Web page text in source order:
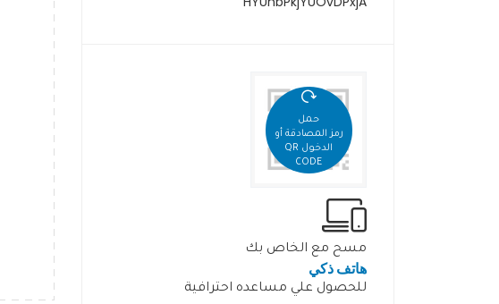
حمل
رمز المصادقة أو
الدخول QR
CODE
مسح مع الخاص بك
هاتف ذكي
للحصول علي مساعده احترافية